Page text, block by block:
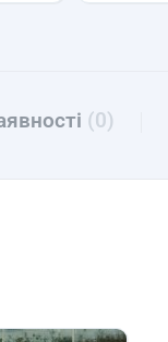
(0)